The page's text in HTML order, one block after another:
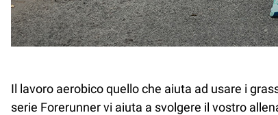
Il lavoro aerobico quello che aiuta ad usare i
serie Forerunner vi aiuta a svolgere il vostro